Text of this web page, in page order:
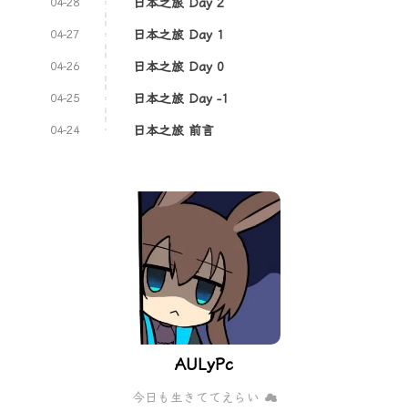
AULyPc
今日も生きててえらい ☁
04-27 日本之旅 Day 1
04-26 日本之旅 Day 0
04-25 日本之旅 Day -1
04-24 日本之旅 前言